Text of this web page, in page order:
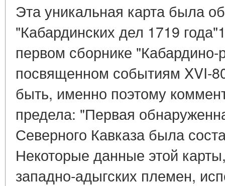
Эта уникальная карта была
"Кабардинских дел 1719
первом сборнике
посвященном событиям XVI-
быть, именно поэтому
предела: "Первая
Северного Кавказа была
Некоторые данные этой
западно-адыгских племен,